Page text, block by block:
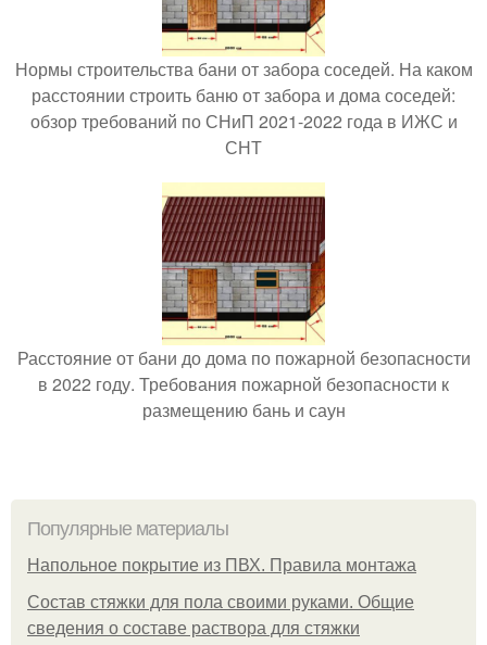
Нормы строительства бани от забора соседей. На каком
расстоянии строить баню от забора и дома соседей:
обзор требований по СНиП 2021-2022 года в ИЖС и
СНТ
Расстояние от бани до дома по пожарной безопасности
в 2022 году. Требования пожарной безопасности к
размещению бань и саун
Популярные материалы
Напольное покрытие из ПВХ. Правила монтажа
Состав стяжки для пола своими руками. Общие
сведения о составе раствора для стяжки